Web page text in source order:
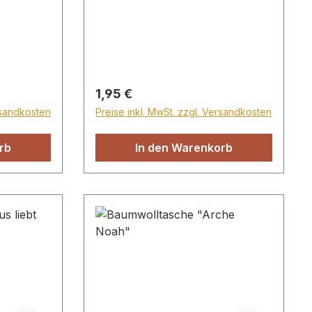
3
Regulärer Preis:
1,95 €
Preise inkl. MwSt. zzgl. Versandkosten
In den Warenkorb